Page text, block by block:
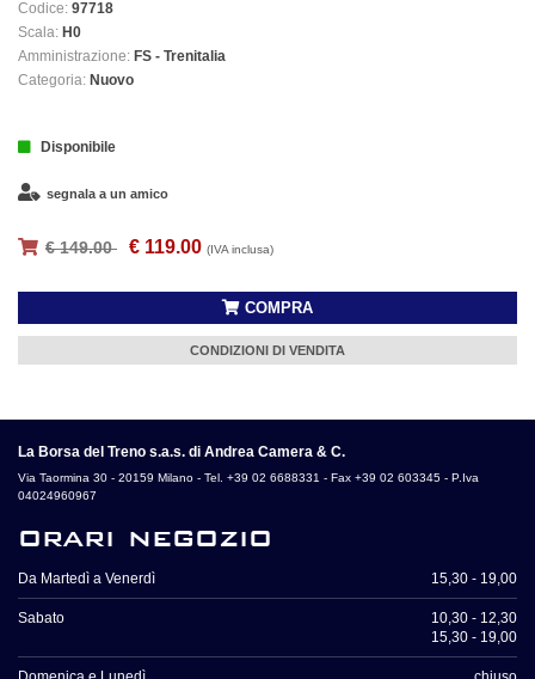
Codice: 97718
Scala: H0
Amministrazione: FS - Trenitalia
Categoria: Nuovo
Disponibile
segnala a un amico
€ 149.00 € 119.00 (IVA inclusa)
COMPRA
CONDIZIONI DI VENDITA
La Borsa del Treno s.a.s. di Andrea Camera & C.
Via Taormina 30 - 20159 Milano - Tel. +39 02 6688331 - Fax +39 02 603345 - P.Iva
04024960967
orari negozio
Da Martedì a Venerdì 15,30 - 19,00
Sabato
10,30 - 12,30
15,30 - 19,00